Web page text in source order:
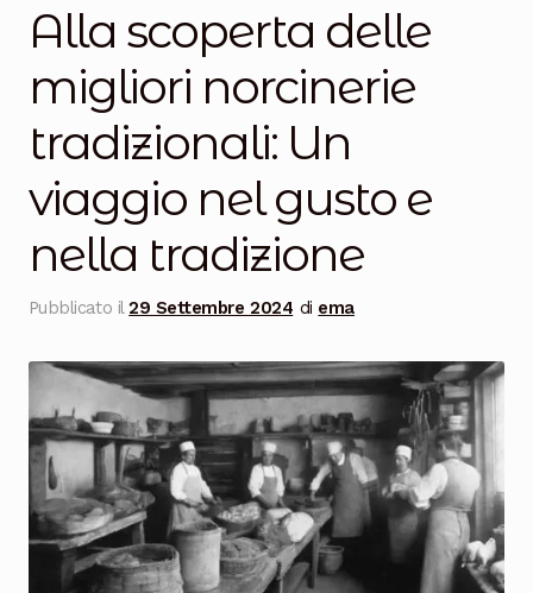
Formaggi
Legumi
Salse e condimenti
Marmellate
Miele
Birra e Vino
Zafferano
Pasta
Cioccolata
Alla scoperta delle
migliori norcinerie
tradizionali: Un
viaggio nel gusto e
nella tradizione
Pubblicato il29 Settembre 2024 di ema